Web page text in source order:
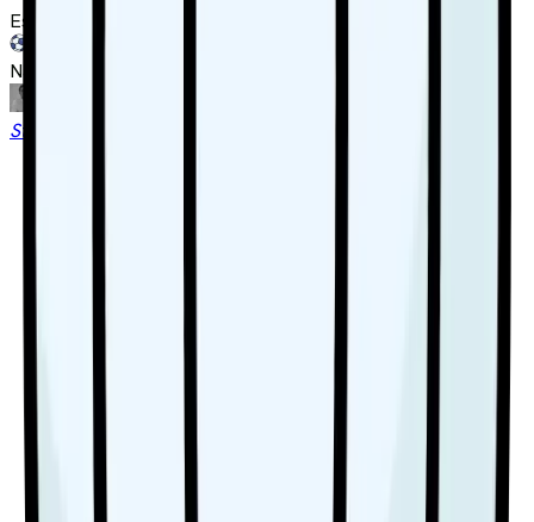
Estádio Nacional
Nästa match
Steffen Fonvig